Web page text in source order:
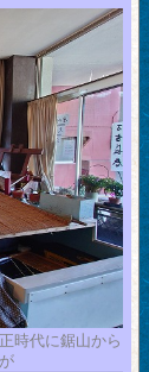
時代に鋸山から